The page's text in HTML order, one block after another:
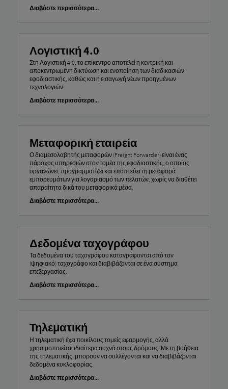
Διαβάστε περισσότερα...
Λογιστική 4.0
Στη Λογιστική 4.0, το επίκεντρο αποτελεί η κεντρική και
αποκεντρωμένη δικτύωση και ενοποίηση των διαδικασιών
εφοδιαστικής, καθώς και η εισαγωγή νέων προηγμένων
τεχνολογιών.
Διαβάστε περισσότερα...
Μεταφορική εταιρεία
Ο διαμεσολαβητής μεταφορών (Freight Forwarder) είναι ένας
πάροχος υπηρεσιών στον τομέα της εφοδιαστικής, ο οποίος
οργανώνει, προγραμματίζει και εποπτεύει τη μεταφορά
εμπορευμάτων για λογαριασμό των πελατών, χωρίς να διαθέτει
απαραίτητα δικά του μεταφορικά μέσα.
Διαβάστε περισσότερα...
Δεδομένα ταχογράφου
Τα δεδομένα του ταχογράφου καταγράφονται από τον
(ψηφιακό) ταχογράφο και διαβιβάζονται σε ένα σύστημα
επεξεργασίας.
Διαβάστε περισσότερα...
Τηλεματική
Η τηλεματική έχει ποικίλους τομείς εφαρμογής, αλλά
χρησιμοποιείται ιδιαίτερα συχνά στους δρόμους. Με τη βοήθεια
της τηλεματικής, μπορούν να συλλέγονται και να διαβιβάζονται
δεδομένα κυκλοφορίας.
Διαβάστε περισσότερα...